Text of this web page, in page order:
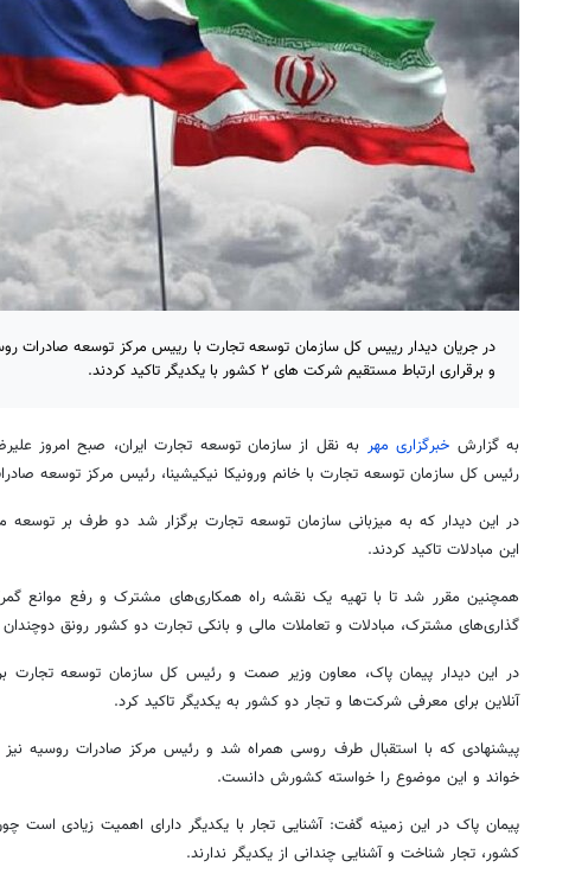
در جریان دیدار رییس کل سازمان توسعه تجارت با رییس مرکز توسعه صادرات
و برقراری ارتباط مستقیم شرکت های ۲ کشور با یکدیگر تاکید کردند.
به گزارش خبرگزاری مهر به نقل از سازمان توسعه تجارت ایران، صبح امروز
رئیس کل سازمان توسعه تجارت با خانم ورونیکا نیکیشینا، رئیس مرکز توسعه
در این دیدار که به میزبانی سازمان توسعه تجارت برگزار شد دو طرف بر
این مبادلات تاکید کردند.
همچنین مقرر شد تا با تهیه یک نقشه راه همکاری‌های مشترک و رفع موانع
گذاری‌های مشترک، مبادلات و تعاملات مالی و بانکی تجارت دو کشور رونق دوچندان
در این دیدار پیمان پاک، معاون وزیر صمتورئیس کل سازمان توسعه تجارت
آنلاین برای معرفی شرکت‌ها و تجار دو کشور به یکدیگر تاکید کرد.
پیشنهادی که با استقبال طرف روسی همراه شد و رئیسمرکز صادرات روسیه
خواند و این موضوع را خواسته کشورش دانست.
پیمان پاک در این زمینه گفت: آشنایی تجار با یکدیگر دارای اهمیت زیادی است
کشور، تجار شناخت و آشنایی چندانی از یکدیگر ندارند.